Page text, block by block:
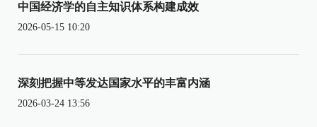
中国经济学的自主知识体系构建成效
2026-05-15 10:20
深刻把握中等发达国家水平的丰富内涵
2026-03-24 13:56